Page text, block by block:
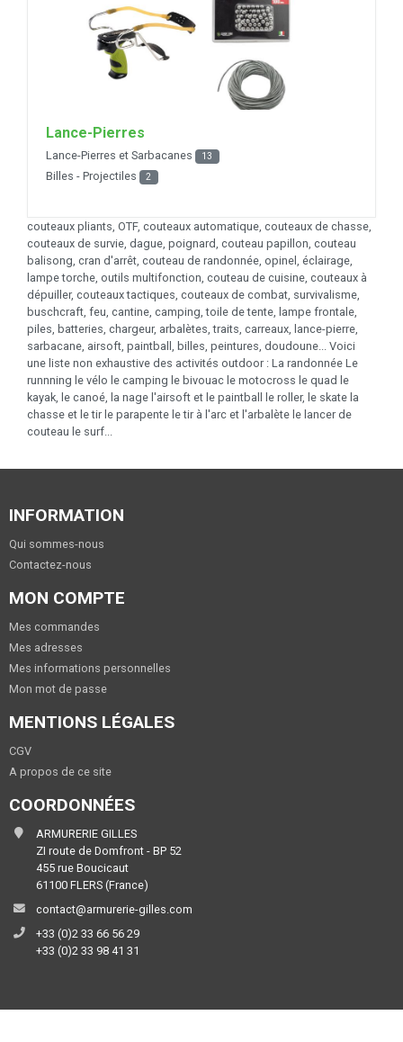
Lance-Pierres
Lance-Pierres et Sarbacanes 13
Billes - Projectiles 2
couteaux pliants, OTF, couteaux automatique, couteaux de chasse,
couteaux de survie, dague, poignard, couteau papillon, couteau
balisong, cran d'arrêt, couteau de randonnée, opinel, éclairage,
lampe torche, outils multifonction, couteau de cuisine, couteaux à
dépuiller, couteaux tactiques, couteaux de combat, survivalisme,
buschcraft, feu, cantine, camping, toile de tente, lampe frontale,
piles, batteries, chargeur, arbalètes, traits, carreaux, lance-pierre,
sarbacane, airsoft, paintball, billes, peintures, doudoune... Voici
une liste non exhaustive des activités outdoor : La randonnée Le
runnning le vélo le camping le bivouac le motocross le quad le
kayak, le canoé, la nage l'airsoft et le paintball le roller, le skate la
chasse et le tir le parapente le tir à l'arc et l'arbalète le lancer de
couteau le surf...
INFORMATION
Qui sommes-nous
Contactez-nous
MON COMPTE
Mes commandes
Mes adresses
Mes informations personnelles
Mon mot de passe
MENTIONS LÉGALES
CGV
A propos de ce site
COORDONNÉES
ARMURERIE GILLES
ZI route de Domfront - BP 52
455 rue Boucicaut
61100 FLERS (France)
contact@armurerie-gilles.com
+33 (0)2 33 66 56 29
+33 (0)2 33 98 41 31